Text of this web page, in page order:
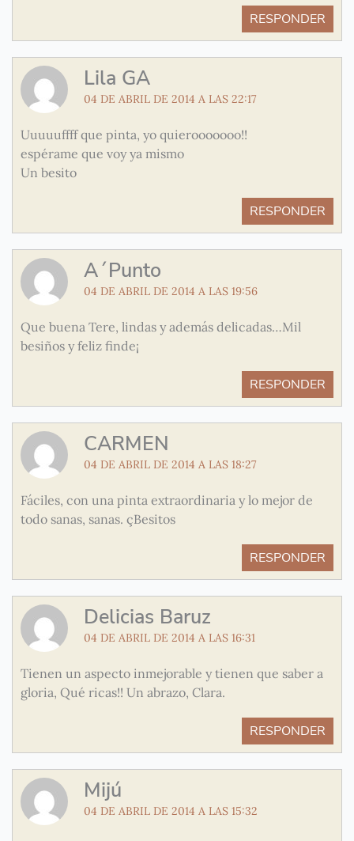
RESPONDER
Lila GA
04 DE ABRIL DE 2014 A LAS 22:17
Uuuuuffff que pinta, yo quierooooooo!!
espérame que voy ya mismo
Un besito
RESPONDER
A´Punto
04 DE ABRIL DE 2014 A LAS 19:56
Que buena Tere, lindas y además delicadas…Mil
besiños y feliz finde¡
RESPONDER
CARMEN
04 DE ABRIL DE 2014 A LAS 18:27
Fáciles, con una pinta extraordinaria y lo mejor de
todo sanas, sanas. çBesitos
RESPONDER
Delicias Baruz
04 DE ABRIL DE 2014 A LAS 16:31
Tienen un aspecto inmejorable y tienen que saber a
gloria, Qué ricas!! Un abrazo, Clara.
RESPONDER
Mijú
04 DE ABRIL DE 2014 A LAS 15:32